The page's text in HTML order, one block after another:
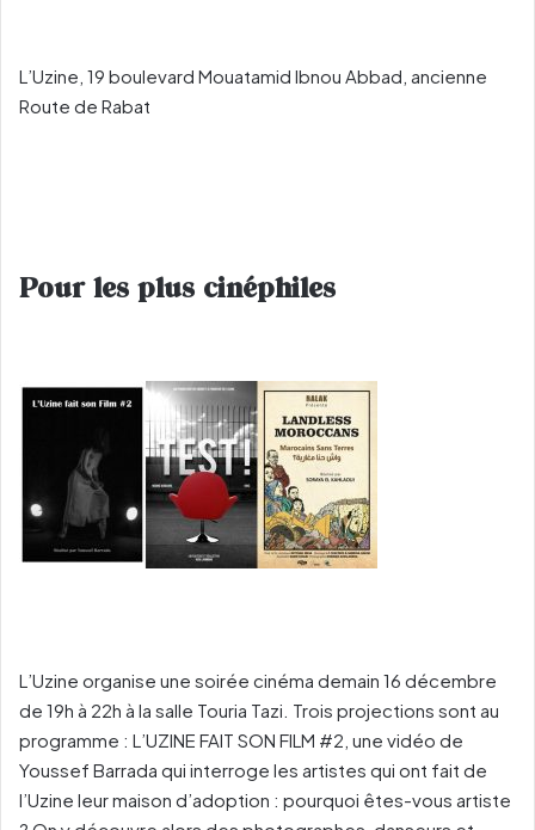
L’Uzine, 19 boulevard Mouatamid Ibnou Abbad, ancienne
Route de Rabat
Pour les plus cinéphiles
L’Uzine organise une soirée cinéma demain 16 décembre
de 19h à 22h à la salle Touria Tazi. Trois projections sont au
programme : L’UZINE FAIT SON FILM #2, une vidéo de
Youssef Barrada qui interroge les artistes qui ont fait de
l’Uzine leur maison d’adoption : pourquoi êtes-vous artiste